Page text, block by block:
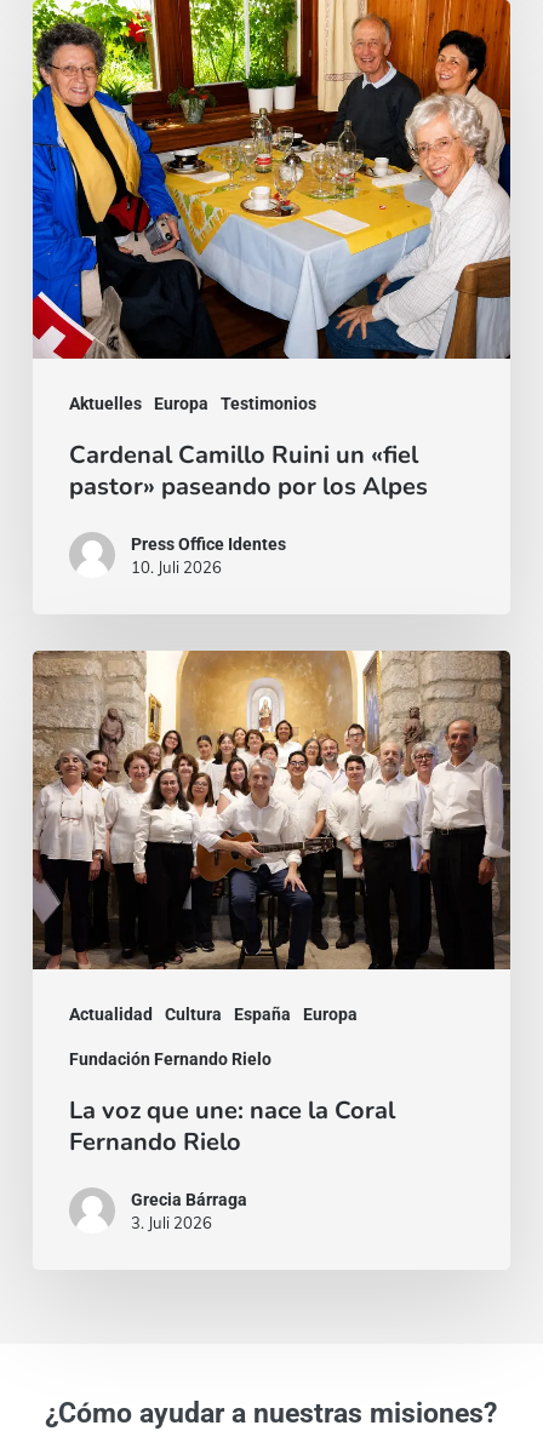
Aktuelles Europa Testimonios
Cardenal
Camillo
Ruini
un
«fiel
pastor»
paseando
por
los
Cardenal Camillo Ruini un «fiel
pastor» paseando por los Alpes
Press Office Identes
10. Juli 2026
Actualidad Cultura España Europa
Fundación Fernando Rielo
La
voz
que
une:
nace
la
Coral
Fernando
La voz que une: nace la Coral
Fernando Rielo
Grecia Bárraga
3. Juli 2026
¿Cómo ayudar a nuestras misiones?